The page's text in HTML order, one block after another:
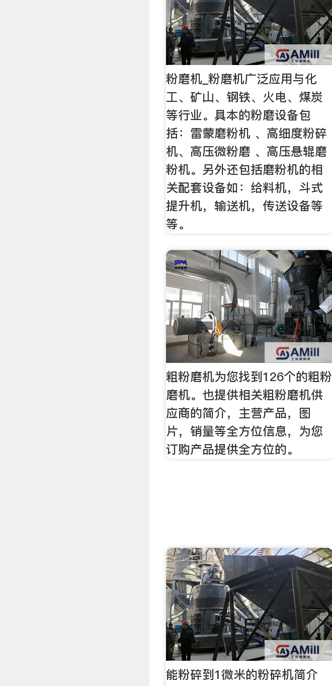
粉磨机_粉磨机广泛应用与化
工、矿山、钢铁、火电、煤炭
等行业。具本的粉磨设备包
括：雷蒙磨粉机 、高细度粉碎
机、高压微粉磨 、高压悬辊磨
粉机。另外还包括磨粉机的相
关配套设备如：给料机，斗式
提升机，输送机，传送设备等
等。
粗粉磨机为您找到126个的粗粉
磨机。也提供相关粗粉磨机供
应商的简介，主营产品，图
片，销量等全方位信息，为您
订购产品提供全方位的。
能粉碎到1微米的粉碎机简介